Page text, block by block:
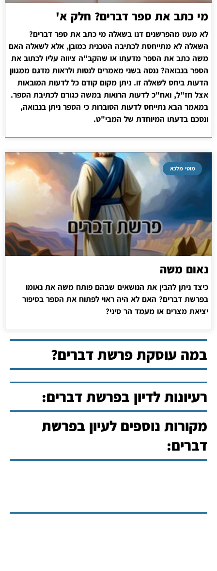
מי כתב את ספר דברים? חלק א'
לא מעט מהפרשנים דנו בשאלה מי כתב את ספר דברים?
השאלה לא מתייחסת לכתיבה הטכנית כמובן, אלא לשאלה האם
משה כתב את הספר מדעתו או שהקב"ה ציווה עליו לכתוב את
הספר בנבואה? ננסה בשני מאמרים לנסות ולראות מדגם ממגוון
הדעות ביחס לשאלה זו. ניתן מקום קודם כל לדעות המובאות
אצל חז"ל, ואח"כ לדעות הרואות במשה כגורם לכתיבת הספר.
במאמר הבא נתייחס לדעות הסוברות כי הספר ניתן בנבואה,
ונסכם בדעתו המיוחדת של המבי"ט.
מוטי מלכא
נאום משה
כיצד ניתן להבין את הנושאים שבהם פותח משה את נאומו
בפרשת דברים? האם לא היה ראוי לפתוח את הספר בסיפור
יציאת מצרים או מעמד הר סיני?
במה עוסקת פרשת דברים?
רעיונות לדיון בפרשת דברים:
מקורות נוספים לעיון בפרשת
דברים: